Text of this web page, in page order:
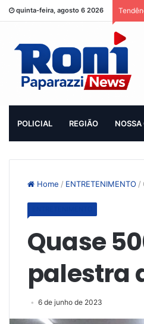
quinta-feira, agosto 6 2026
POLICIAL REGIÃO NOSSA
Home / ENTRETENIMENTO /
Quase
palestra
6 de junho de 2023